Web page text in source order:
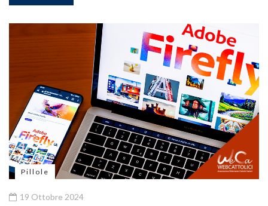
Pillole
19 Ottobre 2024